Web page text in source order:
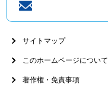
サイトマップ
このホームページについて
著作権・免責事項